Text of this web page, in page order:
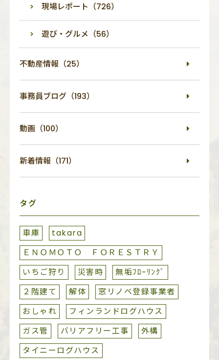
現場レポート（726）
遊び・グルメ（56）
不動産情報（25）
事務員ブログ（193）
動画（100）
新着情報（171）
タグ
車庫
takara
ＥＮＯＭＯＴＯ ＦＯＲＥＳＴＲＹ
いちご狩り
災害時
無垢ﾌﾛｰﾘﾝｸﾞ
２階建て
解体
窓リノベ登録事業者
おしゃれ
フィンランドログハウス
ガス管
バリアフリー工事
外構
タイニーログハウス